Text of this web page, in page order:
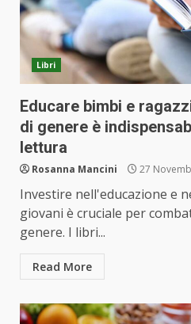
Libri
Educare bimbi e
di genere è
lettura
Rosanna Mancini 27
Investire nell'educazione e
giovani è cruciale per
genere. I libri...
Read More